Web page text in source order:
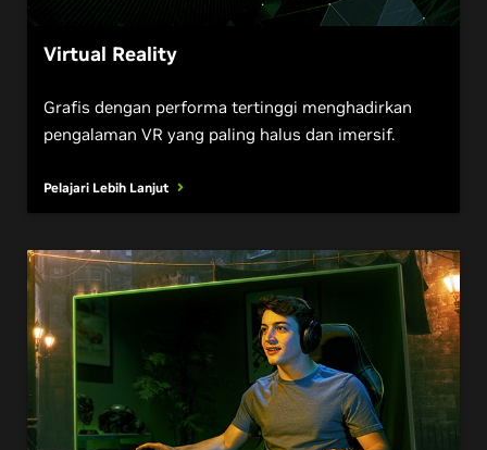
Virtual Reality
Grafis dengan performa tertinggi menghadirkan
pengalaman VR yang paling halus dan imersif.
Pelajari Lebih Lanjut